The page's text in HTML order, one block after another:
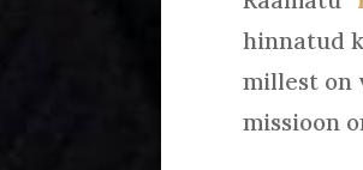
hinnatud
millest on
missioon